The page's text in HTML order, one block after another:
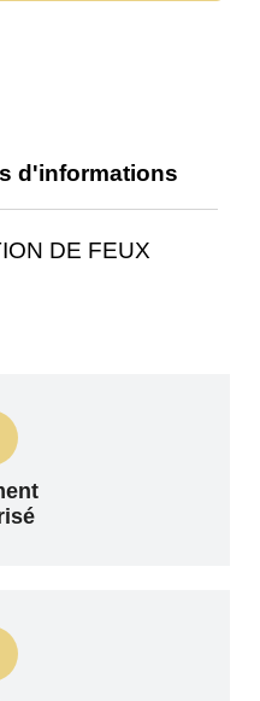
d'informations
DE FEUX